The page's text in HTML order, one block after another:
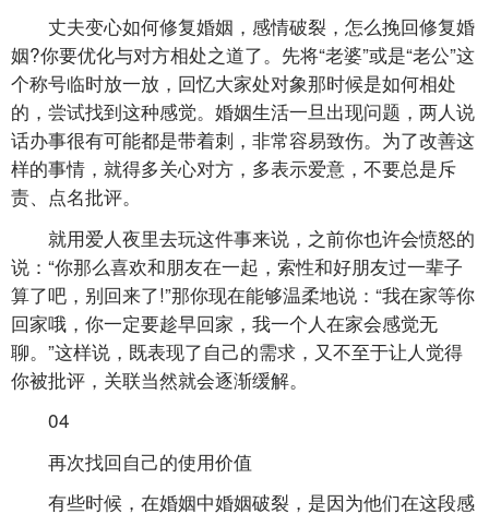
丈夫变心如何修复婚姻，感情破裂，怎么挽回修复婚
姻?你要优化与对方相处之道了。先将“老婆”或是“老公”这
个称号临时放一放，回忆大家处对象那时候是如何相处
的，尝试找到这种感觉。婚姻生活一旦出现问题，两人说
话办事很有可能都是带着刺，非常容易致伤。为了改善这
样的事情，就得多关心对方，多表示爱意，不要总是斥
责、点名批评。
就用爱人夜里去玩这件事来说，之前你也许会愤怒的
说：“你那么喜欢和朋友在一起，索性和好朋友过一辈子
算了吧，别回来了!”那你现在能够温柔地说：“我在家等你
回家哦，你一定要趁早回家，我一个人在家会感觉无
聊。”这样说，既表现了自己的需求，又不至于让人觉得
你被批评，关联当然就会逐渐缓解。
04
再次找回自己的使用价值
有些时候，在婚姻中婚姻破裂，是因为他们在这段感